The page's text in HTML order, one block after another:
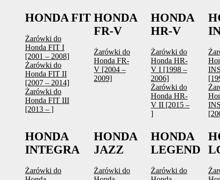
HONDA FIT
Żarówki do
Honda FIT I
[2001 – 2008]
Żarówki do
Honda FIT II
[2007 – 2014]
Żarówki do
Honda FIT III
[2013 – ]
HONDA
FR-V
Żarówki do
Honda FR-
V [2004 –
2009]
HONDA
HR-V
Żarówki do
Honda HR-
V I [1998 –
2006]
Żarówki do
Honda HR-
V II [2015 –
]
HONDA
INTEGRA
Żarówki do
HONDA
JAZZ
Żarówki do
HONDA
LEGEND
Żarówki do